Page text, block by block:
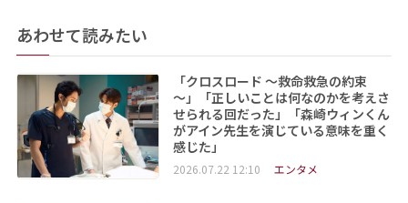
あわせて読みたい
「クロスロード ～救命救急の約束
～」「正しいことは何なのかを考えさ
せられる回だった」「森崎ウィンくん
がアイン先生を演じている意味を重く
感じた」
2026.07.22 12:10 エンタメ